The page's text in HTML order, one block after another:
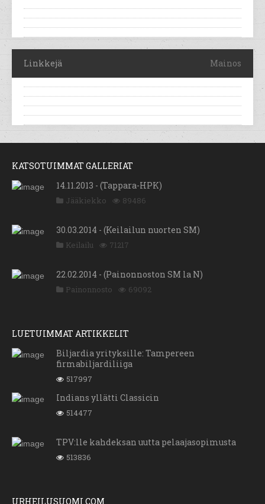
Linkkejä Mainos
KATSOTUIMMAT GALLERIAT
14.11.2013 - (Tappara-HPK)
Jääkiekko 89486
30.03.2014 - (Keilailun nuorten SM)
Keilailu 71217
22.02.2014 - (Painonnoston SM la N)
Painonnosto 69092
LUETUIMMAT ARTIKKELIT
Biljardia yrityksille: Tampereen
firmabiljardiliiga
517997
Indians yllätti Classicin
514477
TPV:lle kahdeksan uutta pelaajasopimusta
513836
URHEILUSUOMI.COM